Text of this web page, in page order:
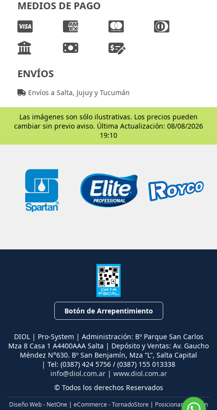
MEDIOS DE PAGO
ENVÍOS
Envíos a Salta, Jujuy y Tucumán
Las imágenes son sólo ilustrativas. Los precios pueden
cambiar sin previo aviso. Última Actualización: 08/08/2026
19:10
Botón de Arrepentimiento
DIOL | Pro-System | Administración: Bº Parque San Carlos
Mza 8 Casa 1 A4400AAA Salta | Depósito y Ventas: Av. Gaucho
Méndez N°630. Bº San Benjamín, Mza “L”, Salta Capital
| Tel: (0387) 424 5756 / (0387) 155 013338
info@diol.com.ar| www.diol.com.ar
© Todos los derechos Reservados
Diseño Web - NetOne | eCommerce - TornadoStore | Posicionamiento en